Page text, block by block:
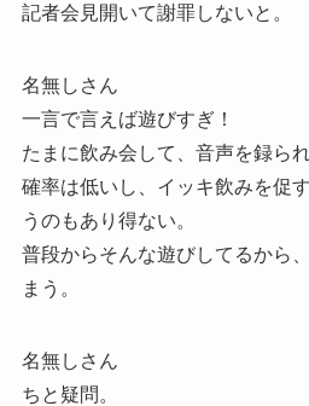
記者会見開いて謝罪しないと。
名無しさん
一言で言えば遊びすぎ！
たまに飲み会して、音声を録ら
確率は低いし、イッキ飲みを促
うのもあり得ない。
普段からそんな遊びしてるから
まう。
名無しさん
ちと疑問。